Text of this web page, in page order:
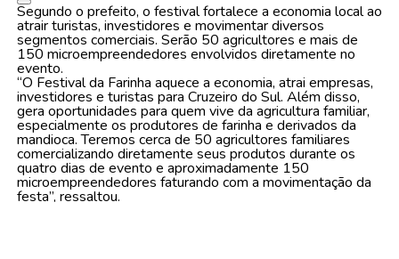
Segundo o prefeito, o festival fortalece a economia local ao
atrair turistas, investidores e movimentar diversos
segmentos comerciais. Serão 50 agricultores e mais de
150 microempreendedores envolvidos diretamente no
evento.
“O Festival da Farinha aquece a economia, atrai empresas,
investidores e turistas para Cruzeiro do Sul. Além disso,
gera oportunidades para quem vive da agricultura familiar,
especialmente os produtores de farinha e derivados da
mandioca. Teremos cerca de 50 agricultores familiares
comercializando diretamente seus produtos durante os
quatro dias de evento e aproximadamente 150
microempreendedores faturando com a movimentação da
festa”, ressaltou.